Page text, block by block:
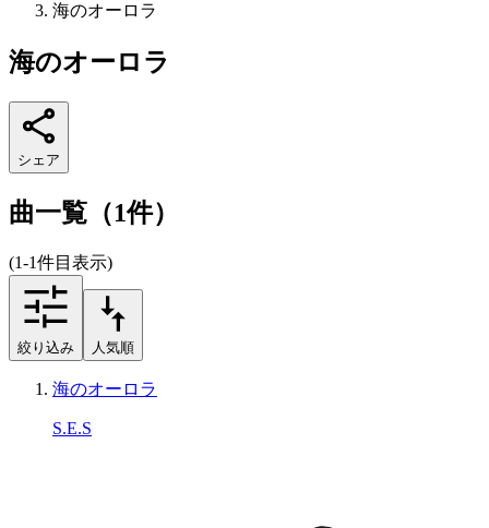
海のオーロラ
海のオーロラ
シェア
曲一覧（1件）
(1-1件目表示)
絞り込み 人気順
海のオーロラ
S.E.S